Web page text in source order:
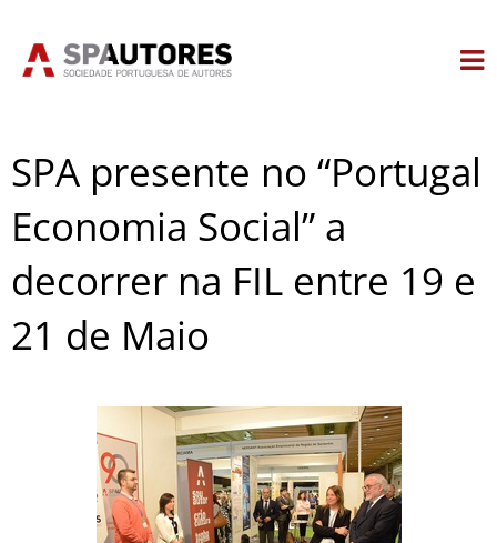
SPA presente no “Portugal
Economia Social” a
decorrer na FIL entre 19 e
21 de Maio